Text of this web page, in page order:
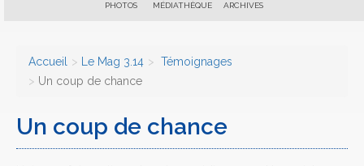
PHOTOS MÉDIATHÈQUE ARCHIVES
Accueil Le Mag 3.14
Témoignages
Un coup de chance
Un coup de chance